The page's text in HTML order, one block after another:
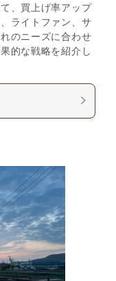
、買上げ率アップ
ライトファン、サ
のニーズに合わせ
的な戦略を紹介し